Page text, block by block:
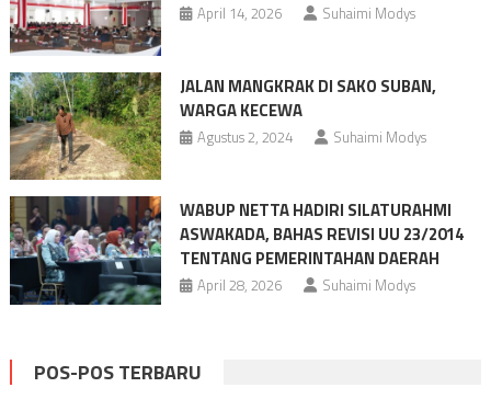
April 14, 2026 Suhaimi Modys
JALAN MANGKRAK DI SAKO SUBAN,
WARGA KECEWA
Agustus 2, 2024 Suhaimi Modys
WABUP NETTA HADIRI SILATURAHMI
ASWAKADA, BAHAS REVISI UU 23/2014
TENTANG PEMERINTAHAN DAERAH
April 28, 2026 Suhaimi Modys
POS-POS TERBARU